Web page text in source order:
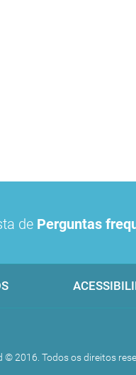
de Perguntas
© 2016. Todos os direitos